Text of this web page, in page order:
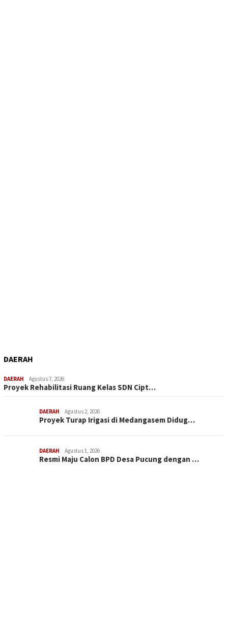
DAERAH
DAERAH Agustus 7, 2026
Proyek Rehabilitasi Ruang Kelas SDN Cipt…
DAERAH Agustus 2, 2026
Proyek Turap Irigasi di Medangasem Didug…
DAERAH Agustus 1, 2026
Resmi Maju Calon BPD Desa Pucung dengan …